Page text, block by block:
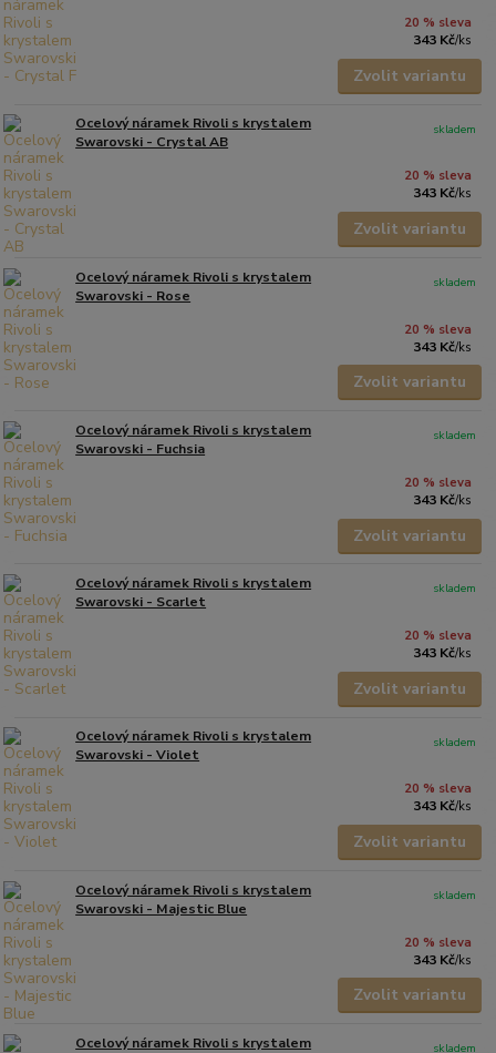
20 % sleva
343 Kč/ks
Zvolit variantu
Ocelový náramek Rivoli s krystalem
Swarovski - Crystal AB
20 % sleva
343 Kč/ks
skladem
Zvolit variantu
Ocelový náramek Rivoli s krystalem
Swarovski - Rose
20 % sleva
343 Kč/ks
skladem
Zvolit variantu
Ocelový náramek Rivoli s krystalem
Swarovski - Fuchsia
20 % sleva
343 Kč/ks
skladem
Zvolit variantu
Ocelový náramek Rivoli s krystalem
Swarovski - Scarlet
20 % sleva
343 Kč/ks
skladem
Zvolit variantu
Ocelový náramek Rivoli s krystalem
Swarovski - Violet
20 % sleva
343 Kč/ks
skladem
Zvolit variantu
Ocelový náramek Rivoli s krystalem
Swarovski - Majestic Blue
20 % sleva
343 Kč/ks
skladem
Zvolit variantu
Ocelový náramek Rivoli s krystalem
skladem